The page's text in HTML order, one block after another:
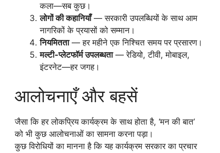
कला—सब कुछ।
लोगों की कहानियाँ— सरकारी उपलब्धियों के साथ आम
नागरिकों के प्रयासों को सम्मान।
नियमितता— हर महीने एक निश्चित समय पर प्रसारण।
मल्टी-प्लेटफॉर्म उपलब्धता— रेडियो, टीवी, मोबाइल,
इंटरनेट—हर जगह।
आलोचनाएँ और बहसें
जैसा कि हर लोकप्रिय कार्यक्रम के साथ होता है, ‘मन की बात’
को भी कुछ आलोचनाओं का सामना करना पड़ा।
कुछ विरोधियों का मानना है कि यह कार्यक्रम सरकार का प्रचार